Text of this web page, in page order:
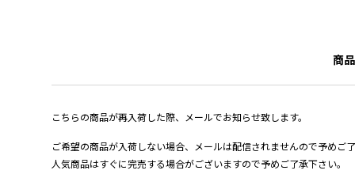
商
こちらの商品が再入荷した際、メールでお知らせ致します。
ご希望の商品が入荷しない場合、メールは配信されませんので予めご
人気商品はすぐに完売する場合がございますので予めご了承下さい。